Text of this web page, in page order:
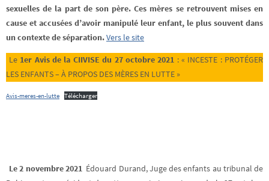
sexuelles de la part de son père. Ces mères se retrouvent mises en
cause et accusées d’avoir manipulé leur enfant, le plus souvent dans
un contexte de séparation.Vers le site
Le 1er Avis de la CIIVISE du 27 octobre 2021 : « INCESTE : PROTÉGER
LES ENFANTS – À PROPOS DES MÈRES EN LUTTE »
Avis-meres-en-lutte Télécharger
Le 2 novembre 2021Édouard Durand, Juge des enfants au tribunal de